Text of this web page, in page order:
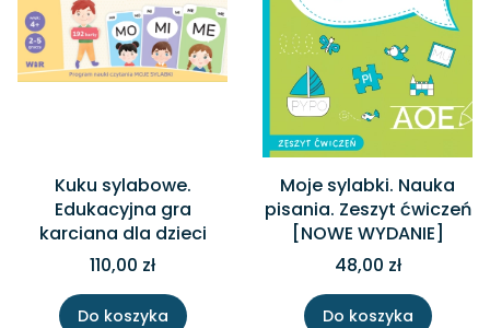
Kuku sylabowe.
Edukacyjna gra
karciana dla dzieci
110,00 zł
Do koszyka
Moje sylabki. Nauka
pisania. Zeszyt ćwiczeń
[NOWE WYDANIE]
48,00 zł
Do koszyka